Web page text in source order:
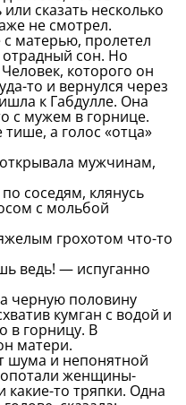
сказать несколько
не смотрел.
матерью, пролетел
отрадный сон. Но
которого он
то и вернулся через
к Габдулле. Она
с мужем в горнице.
тише, а голос «отца»
мужчинам,
соседям, клянусь
с мольбой
грохотом что-то
ведь! — испуганно
черную половину
кумган с водой и
в горницу. В
матери.
шума и непонятной
женщины-
какие-то тряпки. Одна